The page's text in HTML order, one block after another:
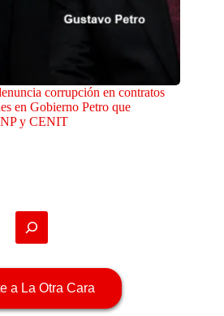
corrupción en contratos
en Gobierno Petro que
y CENIT
a La Otra Cara